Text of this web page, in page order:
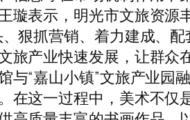
璇表示，明光市文旅资源
、狠抓营销、着力建成、
旅产业快速发展，让群众
与“嘉山小镇”文旅产业园
在这一过程中，美术不仅